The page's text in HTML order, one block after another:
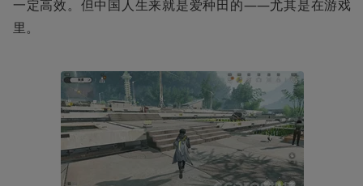
一定高效。但中国人生来就是爱种田的——尤其是在游戏
里。